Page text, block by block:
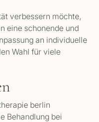
verbessern möchte,
eine schonende und
an individuelle
Wahl für viele
berlin
Behandlung bei